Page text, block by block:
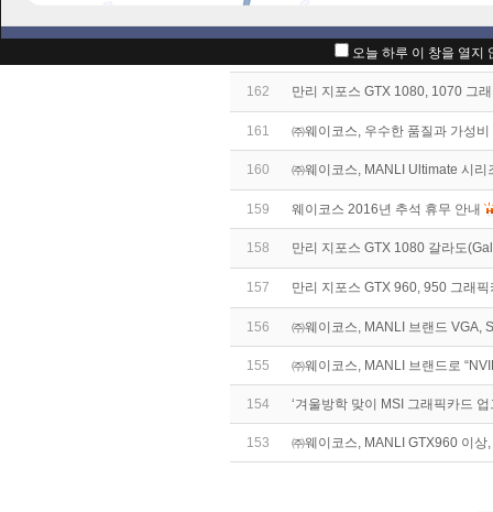
오늘 하루 이 창을 열지
웨이코스, “만리(Manli)” 지포스
162 만리 지포스 GTX 1080, 1070 그
161 ㈜웨이코스, 우수한 품질과 가성
160 ㈜웨이코스, MANLI Ultimate 시
159 웨이코스 2016년 추석 휴무 안내
158 만리 지포스 GTX 1080 갈라도
157 만리 지포스 GTX 960, 950 그래
156 ㈜웨이코스, MANLI 브랜드 VGA,
155 ㈜웨이코스, MANLI 브랜드로
154 ‘겨울방학 맞이 MSI 그래픽카드
153 ㈜웨이코스, MANLI GTX960 이